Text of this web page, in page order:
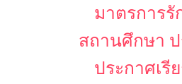
มาตรการ
สถานศึกษา ป
ประกาศเรี